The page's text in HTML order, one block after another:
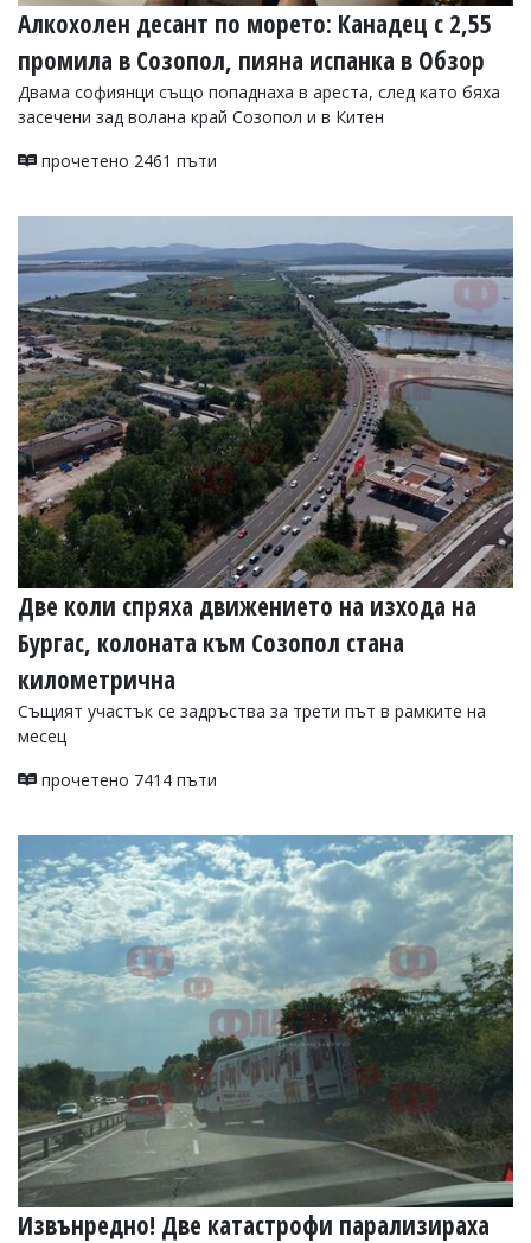
Алкохолен десант по морето: Канадец с 2,55
промила в Созопол, пияна испанка в Обзор
Двама софиянци също попаднаха в ареста, след като бяха
засечени зад волана край Созопол и в Китен
прочетено 2461 пъти
Две коли спряха движението на изхода на
Бургас, колоната към Созопол стана
километрична
Същият участък се задръства за трети път в рамките на
месец
прочетено 7414 пъти
Извънредно! Две катастрофи парализираха